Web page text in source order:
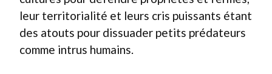
leur territorialité et leurs cris puissants étant
des atouts pour dissuader petits prédateurs
comme intrus humains.